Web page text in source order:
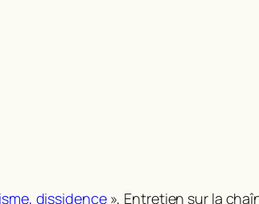
dissidence», Entretien sur la